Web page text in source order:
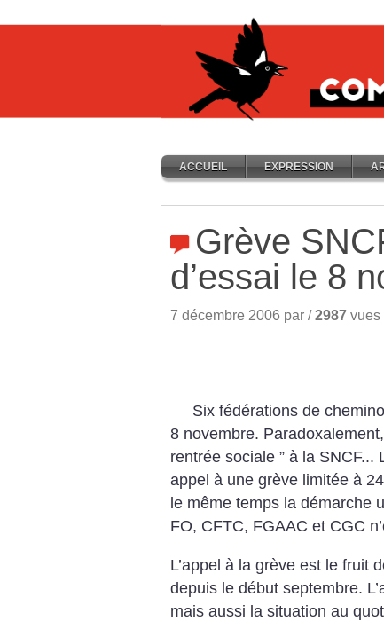
ACCUEIL EXPRESSION
Grève
d’essai le 8
7 décembre 2006 par /2987 vues
Six fédérations de
8 novembre.
rentrée sociale ” à la SNCF...
appel à une grève limitée à
le même temps la démarche
FO, CFTC, FGAAC et CGC
L’appel à la grève est le fruit
depuis le début septembre.
mais aussi la situation au